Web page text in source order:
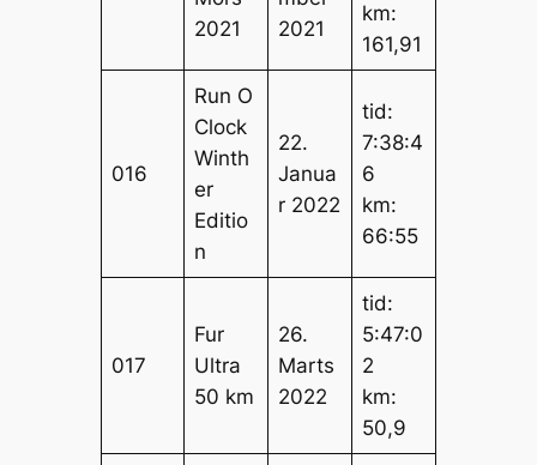
2021
2021
km:
161,91
016
Run O
Clock
Winth
er
Editio
n
22.
Janua
r 2022
tid:
7:38:4
6
km:
66:55
017
Fur
Ultra
50 km
26.
Marts
2022
tid:
5:47:0
2
km:
50,9